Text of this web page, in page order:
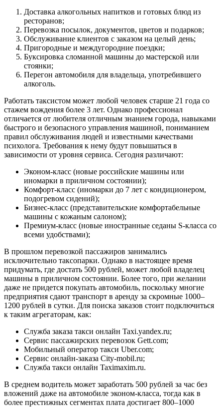
Доставка алкогольных напитков и готовых блюд из
ресторанов;
Перевозка посылок, документов, цветов и подарков;
Обслуживание клиентов с заказом на целый день;
Пригородные и междугородние поездки;
Буксировка сломанной машины до мастерской или
стоянки;
Перегон автомобиля для владельца, употребившего
алкоголь.
Работать таксистом может любой человек старше 21 года со
стажем вождения более 3 лет. Однако профессионал
отличается от любителя отличным знанием города, навыками
быстрого и безопасного управления машиной, пониманием
правил обслуживания людей и известными качествами
психолога. Требования к нему будут повышаться в
зависимости от уровня сервиса. Сегодня различают:
Эконом-класс (новые российские машины или
иномарки в приличном состоянии);
Комфорт-класс (иномарки до 7 лет с кондиционером,
подогревом сидений);
Бизнес-класс (представительские комфортабельные
машины с кожаным салоном);
Премиум-класс (новые иностранные седаны S-класса со
всеми удобствами);
В прошлом перевозкой пассажиров занимались
исключительно таксопарки. Однако в настоящее время
придумать, где достать 500 рублей, может любой владелец
машины в приличном состоянии. Более того, при желании
даже не придется покупать автомобиль, поскольку многие
предприятия сдают транспорт в аренду за скромные 1000–
1200 рублей в сутки. Для поиска заказов стоит подключиться
к таким агрегаторам, как:
Служба заказа такси онлайн Taxi.yandex.ru;
Сервис пассажирских перевозок Gett.com;
Мобильный оператор такси Uber.com;
Сервис онлайн-заказа City-mobil.ru;
Служба такси онлайн Taximaxim.ru.
В среднем водитель может заработать 500 рублей за час без
вложений даже на автомобиле эконом-класса, тогда как в
более престижных сегментах плата достигает 800–1000